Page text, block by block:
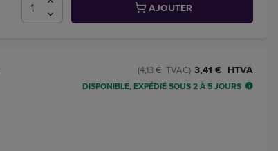
AJOUTER
3,41 € HTVA
(4,13 € TVAC)
DISPONIBLE, EXPÉDIÉ SOUS 2 À 5 JOURS